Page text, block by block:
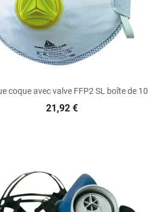
Aperçu rapide
coque avec valve FFP2 SL boîte de 10
21,92 €